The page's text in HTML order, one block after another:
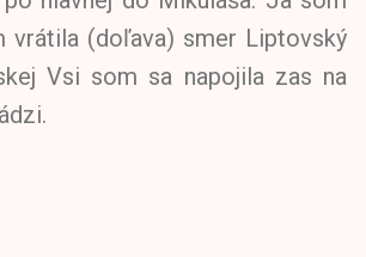
vrátila (doľava) smer Liptovský
Vsi som sa napojila zas na